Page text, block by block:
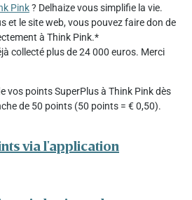
Pink? Delhaize vous simplifie la vie.
et le site web, vous pouvez faire don de
à Think Pink.*
collecté plus de 24 000 euros. Merci
vos points SuperPlus à Think Pink dès
de 50 points (50 points = € 0,50).
via l'application